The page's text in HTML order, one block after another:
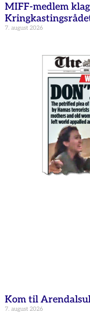
MIFF-medlem
7. august 2026
Kom til
7. august 2026